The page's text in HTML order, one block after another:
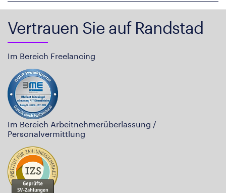
Vertrauen Sie auf Randstad
Im Bereich Freelancing
Im Bereich Arbeitnehmerüberlassung /
Personalvermittlung